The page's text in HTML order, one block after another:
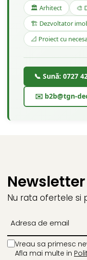
🏛️ Arhitect
🎨
🏗️ Dezvoltator
📐 Proiect cu
📞 Sună: 0727
✉️ b2b@tgn-
Newsletter
Nu rata ofertele si
Vreau sa primesc
Afla mai multe in